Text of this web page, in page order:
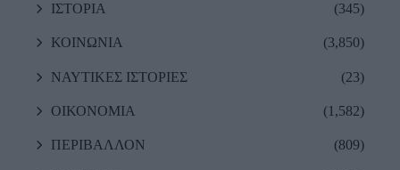
ΙΣΤΟΡΙΑ (345)
ΚΟΙΝΩΝΙΑ (3,850)
ΝΑΥΤΙΚΕΣ ΙΣΤΟΡΙΕΣ (23)
ΟΙΚΟΝΟΜΙΑ (1,582)
ΠΕΡΙΒΑΛΛΟΝ (809)